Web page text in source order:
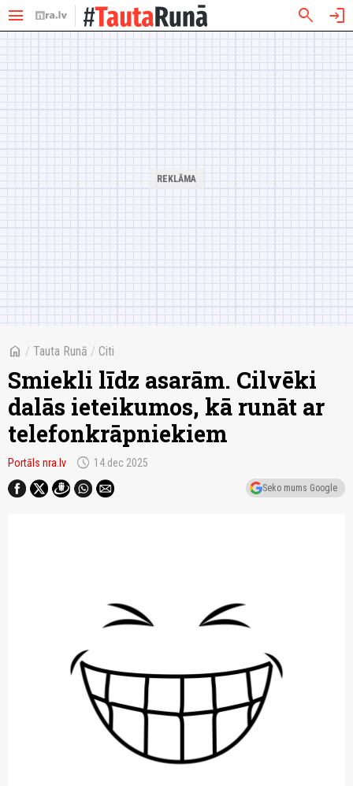
menu search login
home / Tauta Runā / Citi
Smiekli līdz asarām. Cilvēki
dalās ieteikumos, kā runāt ar
telefonkrāpniekiem
Portāls nra.lv schedule 14.dec 2025
Seko mums Google